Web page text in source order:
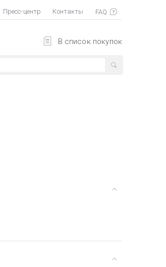
Пресс-центр Контакты
В список покупок